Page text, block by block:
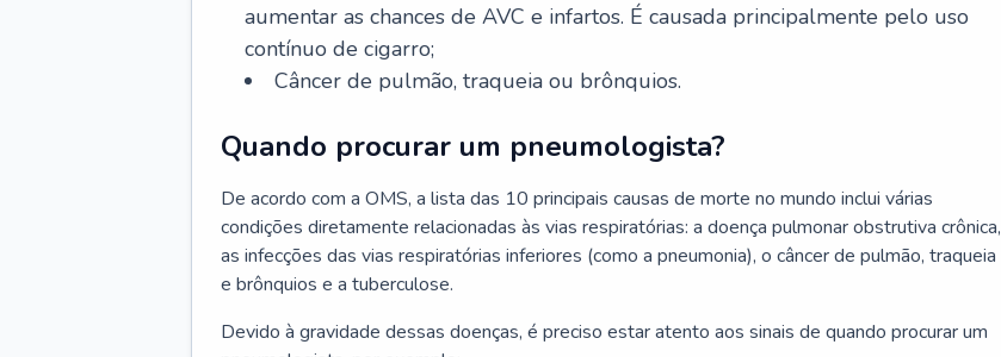
aumentar as chances de AVC e infartos. É causada principalmente pelo uso
contínuo de cigarro;
Câncer de pulmão, traqueia ou brônquios.
Quando procurar um pneumologista?
De acordo com a OMS, a lista das 10 principais causas de morte no mundo inclui várias
condições diretamente relacionadas às vias respiratórias: a doença pulmonar obstrutiva crônica,
as infecções das vias respiratórias inferiores (como a pneumonia), o câncer de pulmão, traqueia
e brônquios e a tuberculose.
Devido à gravidade dessas doenças, é preciso estar atento aos sinais de quando procurar um